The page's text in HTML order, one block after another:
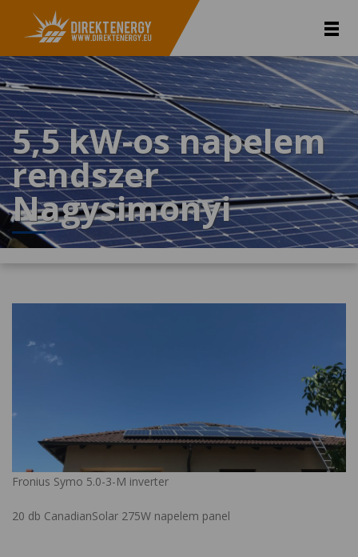
5,5 kW-os napelem
rendszer
Nagysimonyi
Fronius Symo 5.0-3-M inverter
20 db CanadianSolar 275W napelem panel